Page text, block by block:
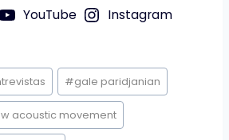
YouTube Instagram
#gale paridjanian
acoustic movement